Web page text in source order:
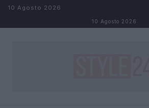
Salta al contenuto
10 Agosto 2026
10 Agosto 2026